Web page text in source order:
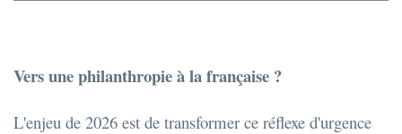
Vers une philanthropie à la française ?
L'enjeu de 2026 est de transformer ce réflexe d'urgence